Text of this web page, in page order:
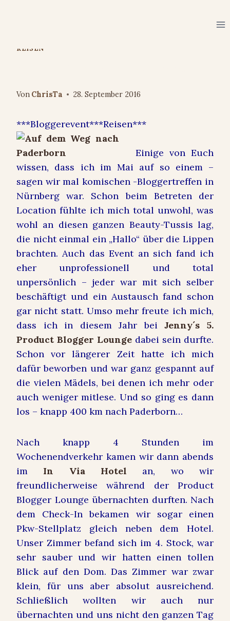
REISEN
Von ChrisTa 28. September 2016
***Bloggerevent***Reisen***
Einige von Euch
wissen, dass ich im Mai auf so einem –
sagen wir mal komischen -Bloggertreffen in
Nürnberg war. Schon beim Betreten der
Location fühlte ich mich total unwohl, was
wohl an diesen ganzen Beauty-Tussis lag,
die nicht einmal ein „Hallo“ über die Lippen
brachten. Auch das Event an sich fand ich
eher unprofessionell und total
unpersönlich – jeder war mit sich selber
beschäftigt und ein Austausch fand schon
gar nicht statt. Umso mehr freute ich mich,
dass ich in diesem Jahr beiJenny´s 5.
Product Blogger Lounge dabei sein durfte.
Schon vor längerer Zeit hatte ich mich
dafür beworben und war ganz gespannt auf
die vielen Mädels, bei denen ich mehr oder
auch weniger mitlese. Und so ging es dann
los – knapp 400 km nach Paderborn…
Nach knapp 4 Stunden im
Wochenendverkehr kamen wir dann abends
im In Via Hotel an, wo wir
freundlicherweise während der Product
Blogger Lounge übernachten durften. Nach
dem Check-In bekamen wir sogar einen
Pkw-Stellplatz gleich neben dem Hotel.
Unser Zimmer befand sich im 4. Stock, war
sehr sauber und wir hatten einen tollen
Blick auf den Dom. Das Zimmer war zwar
klein, für uns aber absolut ausreichend.
Schließlich wollten wir auch nur
übernachten und uns nicht den ganzen Tag